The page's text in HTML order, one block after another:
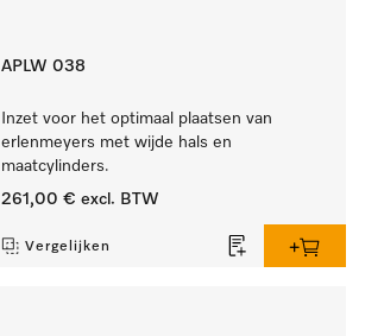
APLW 038
Inzet voor het optimaal plaatsen van
erlenmeyers met wijde hals en
maatcylinders.
261,00 € excl. BTW
Vergelijken